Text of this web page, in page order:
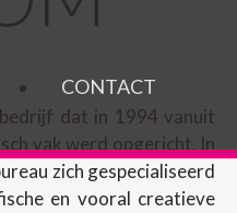
CONTACT
dat in 1994 vanuit
vak werd opgericht. In
zich gespecialiseerd
en vooral creatieve